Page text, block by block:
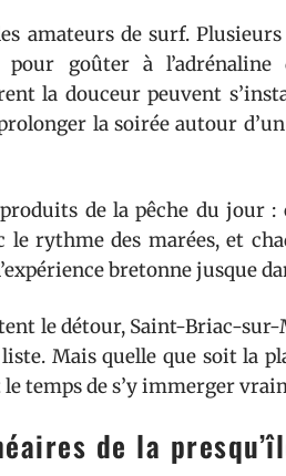
amateurs de surf. Plusieurs
goûter à l’adrénaline
la douceur peuvent
la soirée autour
de la pêche du jour :
le rythme des marées, et
bretonne jusque
le détour, Saint-Briac-sur-
Mais quelle que soit la
temps de s’y immerger
de la